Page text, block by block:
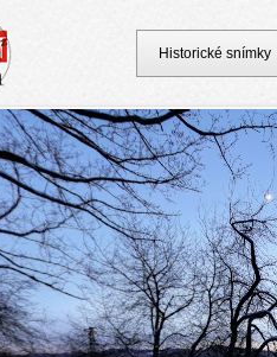
Historické snímky